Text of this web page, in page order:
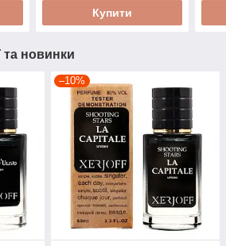
Купити
та новинки
–10%